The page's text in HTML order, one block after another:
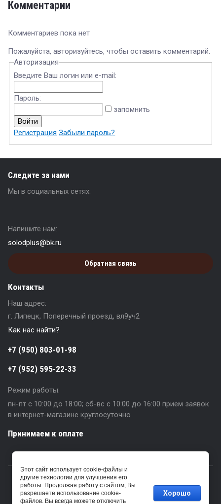
Комментарии
Комментариев пока нет
Пожалуйста, авторизуйтесь, чтобы оставить комментарий.
Авторизация
Введите Ваш логин или e-mail:
Пароль:
запомнить
Регистрация Забыли пароль?
Следите за нами
Мы в социальных сетях:
Напишите нам:
solodplus@bk.ru
Обратная связь
Контакты
Наш адрес:
г. Липецк, Поперечный проезд, вл9уч2
Как нас найти?
+7 (950) 803-01-98
+7 (952) 595-22-33
Режим работы:
пн-пт с 10:00 до 18:00; сб-вс с 10:00 до 16:00 прием заявок
в интернет-магазине круглосуточно
Принимаем к оплате
2016 - 2026
Megagroup.ru
Этот сайт использует cookie-файлы и
другие технологии для улучшения его
работы. Продолжая работу с сайтом, Вы
разрешаете использование cookie-
файлов. Вы всегда можете отключить
Хорошо